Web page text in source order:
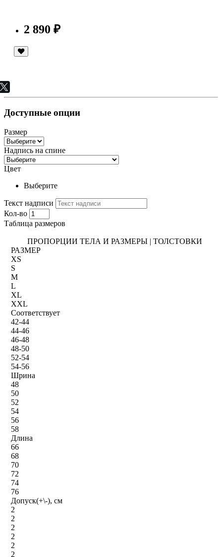
2 890 ₽
Доступные опции
Размер
Надпись на спине
Цвет
Выберите
Текст надписи
Кол-во
Таблица размеров
ПРОПОРЦИИ ТЕЛА И РАЗМЕРЫ | ТОЛСТОВКИ
РАЗМЕР
XS
S
M
L
XL
XXL
Соответствует
42-44
44-46
46-48
48-50
52-54
54-56
Шрина
48
50
52
54
56
58
Длина
66
68
70
72
74
76
Допуск(+\-), см
2
2
2
2
2
2